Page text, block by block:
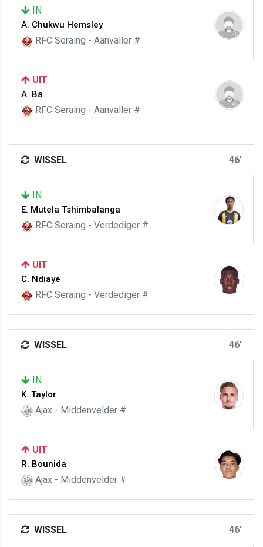
IN
A. Chukwu Hemsley
RFC Seraing - Aanvaller #
UIT
A. Ba
RFC Seraing - Aanvaller #
WISSEL 46'
IN
E. Mutela Tshimbalanga
RFC Seraing - Verdediger #
UIT
C. Ndiaye
RFC Seraing - Verdediger #
WISSEL 46'
IN
K. Taylor
Ajax - Middenvelder #
UIT
R. Bounida
Ajax - Middenvelder #
WISSEL 46'